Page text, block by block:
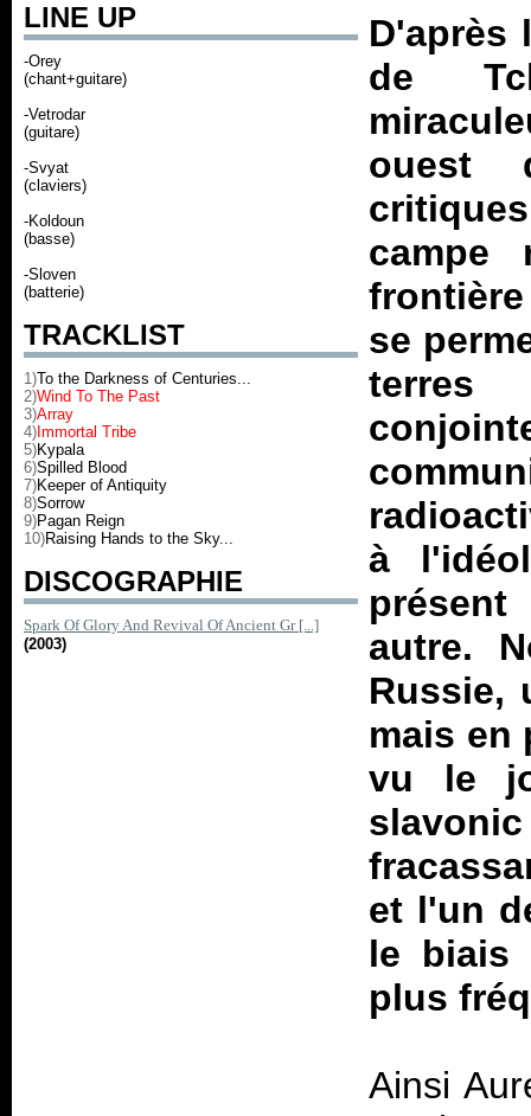
LINE UP
-Orey
(chant+guitare)
-Vetrodar
(guitare)
-Svyat
(claviers)
-Koldoun
(basse)
-Sloven
(batterie)
TRACKLIST
1)To the Darkness of Centuries...
2)Wind To The Past
3)Array
4) Immortal Tribe
5)Kypala
6)Spilled Blood
7)Keeper of Antiquity
8)Sorrow
9)Pagan Reign
10)Raising Hands to the Sky...
DISCOGRAPHIE
Spark Of Glory And Revival Of Ancient Gr [...]
(2003)
D'après
de
ouest
campe
se
terres
à
autre.
Russie,
mais en
vu le
et l'un
le biais
plus
Ainsi